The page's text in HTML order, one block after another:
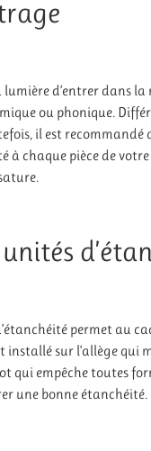
d’entrer dans la
ou phonique.
il est recommandé
chaque pièce de votre
permet au
sur l’allège qui
qui empêche toutes
une bonne étanchéité.